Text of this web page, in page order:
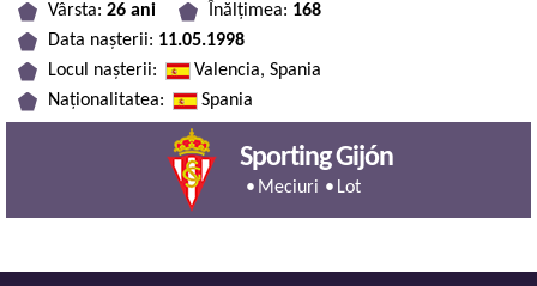
Vârsta: 26 ani Înălțimea: 168
Data nașterii: 11.05.1998
Locul nașterii:
Valencia, Spania
Naționalitatea:
Spania
Sporting Gijón
Meciuri Lot